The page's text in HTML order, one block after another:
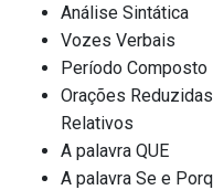
Análise Sintática
Vozes Verbais
Período Composto
Orações
Relativos
A palavra QUE
A palavra Se e